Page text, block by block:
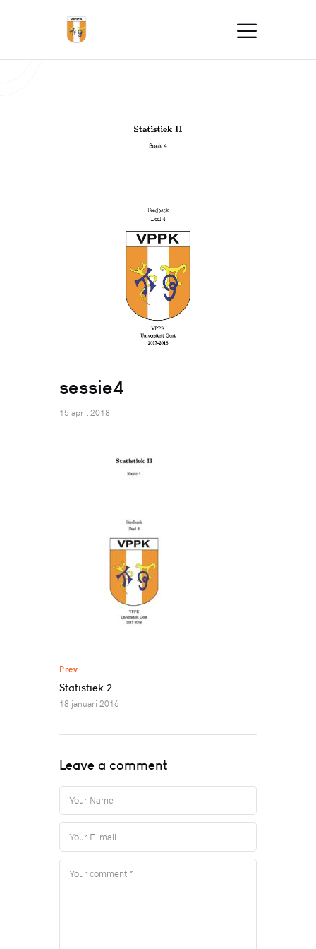
sessie4
15 april 2018
Prev
Statistiek 2
18 januari 2016
Leave a comment